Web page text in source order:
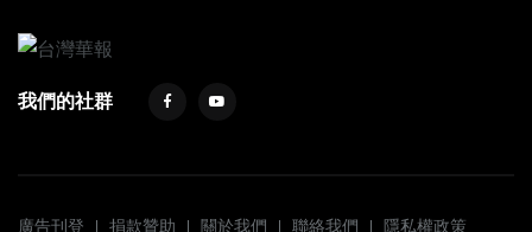
我們的社群
廣告刊登 捐款贊助 關於我們 聯絡我們 隱私權政策